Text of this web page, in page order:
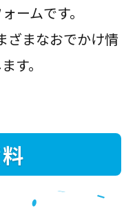
ームです。
ざまなおでかけ情
す。